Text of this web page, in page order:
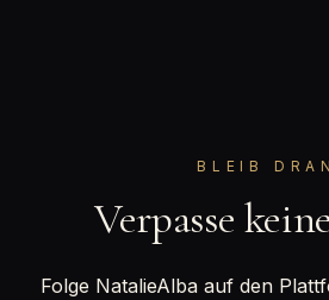
BLEIB DRAN
Verpasse
Folge NatalieAlba auf den